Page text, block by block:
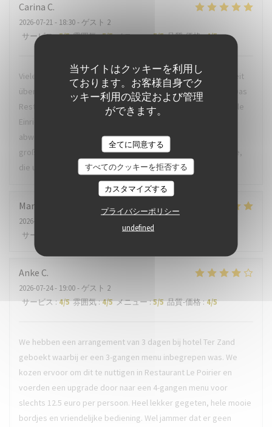
当サイトはクッキーを利用し
ております。お客様自身でク
ッキー利用の設定および管理
ができます。
全てに同意する
すべてのクッキーを拒否する
カスタマイズする
プライバシーポリシー
undefined
Carina C
2026-07-21- 18:30 - ゲスト 2
サービス:5/5 雰囲気:5/5 メニュー:5/5 品質-価格:4/5
Vielen Dank für den sehr sehr schönen Abend. Für uns, die seit
über 20 Jahren auf die Insel kommen, ein echter Mehrwert. Das
Restaurant besticht unter anderem durch die geschmackvolle
Einrichtung und die offene Küche. Tolle ausgefallene Karte,
abwechslungsreiches Menü, Regionale Produkte und ein
großartiger Service. Einen herzlichen Dank auch an die Küche,
die uns eine Gaumenfreude beschert hat.
Marie-Christine
2026-07-22
サービス
メニュー:5
Anke C
2026-07-24- 19:00 - ゲスト 2
サービス:4/5 雰囲気:4/5 メニュー:5/5 品質-価格:4/5
We hebben een arrangement van 3 dagen bij hotel Ter Zand
geboekt waarbij er een 3-gangen menu inbegrepen was. We
kozen ervoor om dit te nuttigen in Restaurant Le Poirier en
voerden een upgrade door naar een 4-gangen menu voor
slechts 12.5 euro per persoon. Heel lekker gegeten, hele mooie
bordjes en vriendelijke bediening. Wel jammer dat er geen